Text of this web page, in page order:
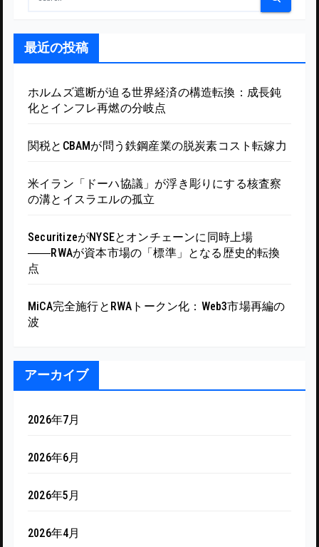
最近の投稿
ホルムズ遮断が迫る世界経済の構造転換：成長鈍
化とインフレ再燃の分岐点
関税とCBAMが問う鉄鋼産業の脱炭素コスト転嫁力
米イラン「ドーハ協議」が浮き彫りにする核査察
の溝とイスラエルの孤立
SecuritizeがNYSEとオンチェーンに同時上場
――RWAが資本市場の「標準」となる歴史的転換
点
MiCA完全施行とRWAトークン化：Web3市場再編の
波
アーカイブ
2026年7月
2026年6月
2026年5月
2026年4月